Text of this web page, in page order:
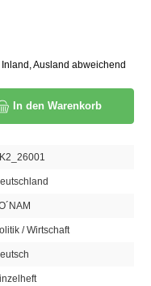
Ausland abweichend
In den Warenkorb
/ Wirtschaft